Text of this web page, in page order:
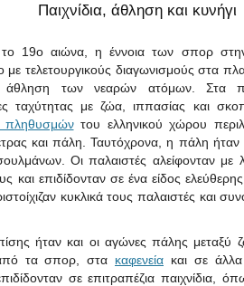
Παιχνίδια, άθληση και κυνήγι
19ο αιώνα, η έννοια των σπορ
τελετουργικούς διαγωνισμούς στα
άθληση των νεαρών ατόμων. Στα
ταχύτητας με ζώα, ιππασίας και
πληθυσμώντου ελληνικού χώρου
και πάλη. Ταυτόχρονα, η πάλη ήταν
Οι παλαιστές αλείφονταν με
και επιδίδονταν σε ένα είδος
κυκλικά τους παλαιστές και
ήταν και οι αγώνες πάλης μεταξύ
τα σπορ, στα καφενεία και σε
σε επιτραπέζια παιχνίδια,